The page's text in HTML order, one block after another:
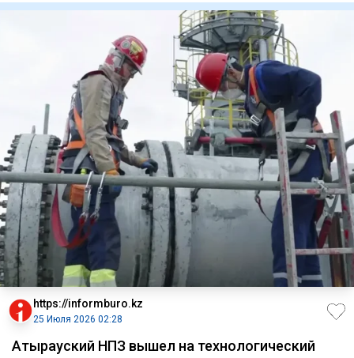
https://informburo.kz
25 Июля 2026 02:28
Атырауский НПЗ вышел на технологический